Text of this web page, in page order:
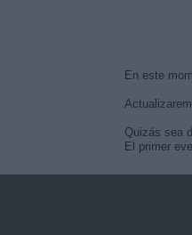
En este
Quizás sea
El primer